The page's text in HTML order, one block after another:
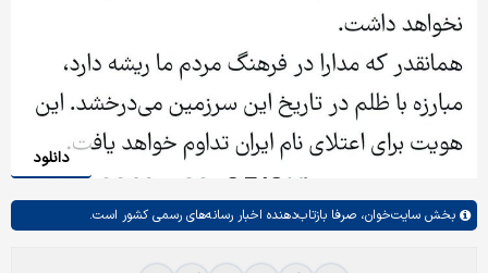
دانلود
بخش سایت‌خوان، صرفا بازتاب‌دهنده اخبار رسانه‌های رسمی کشور است.